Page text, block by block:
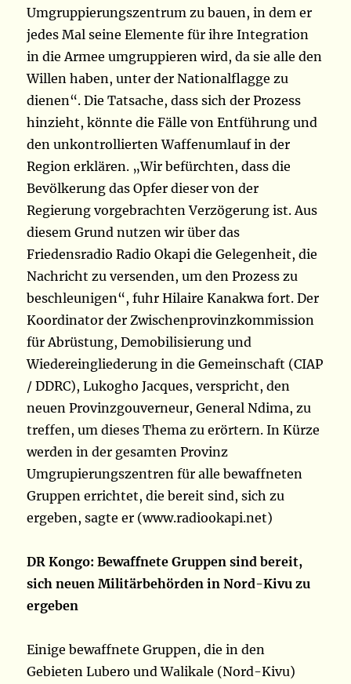
Umgruppierungszentrum zu bauen, in dem er
jedes Mal seine Elemente für ihre Integration
in die Armee umgruppieren wird, da sie alle den
Willen haben, unter der Nationalflagge zu
dienen“. Die Tatsache, dass sich der Prozess
hinzieht, könnte die Fälle von Entführung und
den unkontrollierten Waffenumlauf in der
Region erklären. „Wir befürchten, dass die
Bevölkerung das Opfer dieser von der
Regierung vorgebrachten Verzögerung ist. Aus
diesem Grund nutzen wir über das
Friedensradio Radio Okapi die Gelegenheit, die
Nachricht zu versenden, um den Prozess zu
beschleunigen“, fuhr Hilaire Kanakwa fort. Der
Koordinator der Zwischenprovinzkommission
für Abrüstung, Demobilisierung und
Wiedereingliederung in die Gemeinschaft (CIAP
/ DDRC), Lukogho Jacques, verspricht, den
neuen Provinzgouverneur, General Ndima, zu
treffen, um dieses Thema zu erörtern. In Kürze
werden in der gesamten Provinz
Umgrupierungszentren für alle bewaffneten
Gruppen errichtet, die bereit sind, sich zu
ergeben, sagte er (www.radiookapi.net)
DR Kongo: Bewaffnete Gruppen sind bereit,
sich neuen Militärbehörden in Nord-Kivu zu
ergeben
Einige bewaffnete Gruppen, die in den
Gebieten Lubero und Walikale (Nord-Kivu)